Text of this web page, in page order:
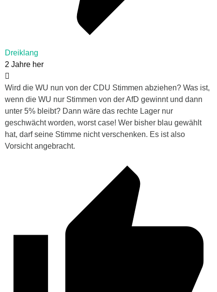
Dreiklang
2 Jahre her
Wird die WU nun von der CDU Stimmen abziehen? Was ist,
wenn die WU nur Stimmen von der AfD gewinnt und dann
unter 5% bleibt? Dann wäre das rechte Lager nur
geschwächt worden, worst case! Wer bisher blau gewählt
hat, darf seine Stimme nicht verschenken. Es ist also
Vorsicht angebracht.